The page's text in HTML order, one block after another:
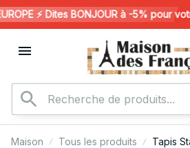
⚡️ Dites BONJOUR à -5% pour
Maison Tous les produits
Tapis